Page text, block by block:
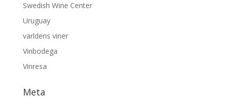
Swedish Wine Center
Uruguay
världens viner
Vinbodega
Vinresa
Meta